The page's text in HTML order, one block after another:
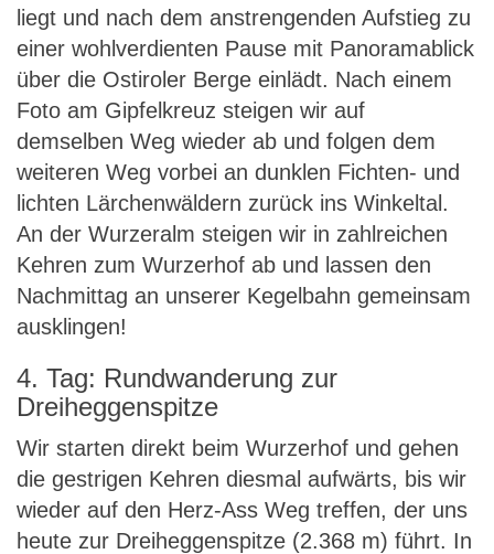
liegt und nach dem anstrengenden Aufstieg zu
einer wohlverdienten Pause mit Panoramablick
über die Ostiroler Berge einlädt. Nach einem
Foto am Gipfelkreuz steigen wir auf
demselben Weg wieder ab und folgen dem
weiteren Weg vorbei an dunklen Fichten- und
lichten Lärchenwäldern zurück ins Winkeltal.
An der Wurzeralm steigen wir in zahlreichen
Kehren zum Wurzerhof ab und lassen den
Nachmittag an unserer Kegelbahn gemeinsam
ausklingen!
4. Tag: Rundwanderung zur
Dreiheggenspitze
Wir starten direkt beim Wurzerhof und gehen
die gestrigen Kehren diesmal aufwärts, bis wir
wieder auf den Herz-Ass Weg treffen, der uns
heute zur Dreiheggenspitze (2.368 m) führt. In